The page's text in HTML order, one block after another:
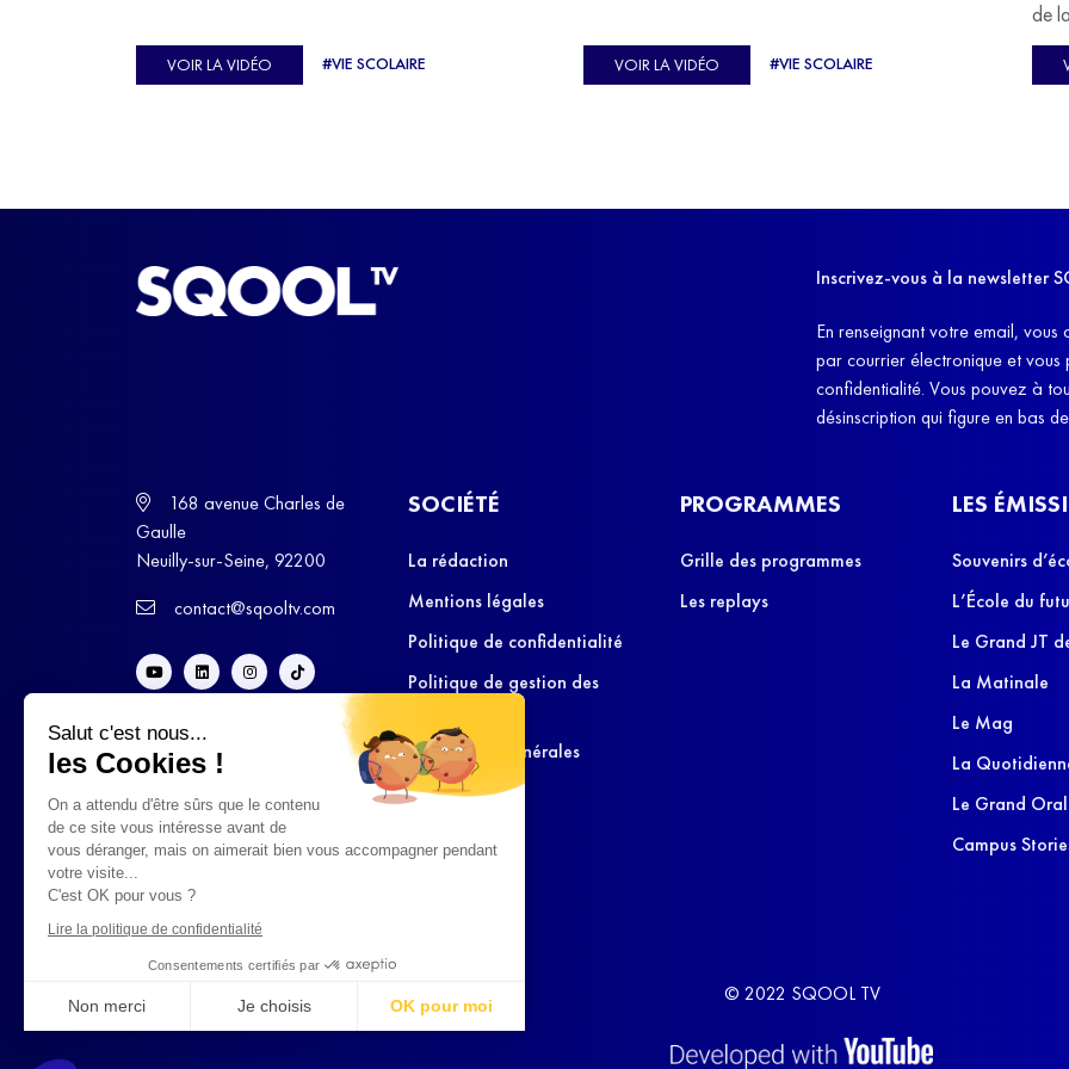
Salut c'est nous...
les Cookies !
On a attendu d'être sûrs que le contenu
de ce site vous intéresse avant de
vous déranger, mais on aimerait bien vous accompagner pendant
votre visite...
C'est OK pour vous ?
Lire la politique de confidentialité
Consentements certifiés par
Non merci Je choisis OK pour moi
Ulysse Soriano, vice-champion d'Europe de Horse-
ball, qui a failli abandonner ses études avant de
VOIR LA VIDÉO #VIE SCOLAIRE
C'est l'histoire de nombreux réfugiés, et notamment
celle de Lisa Machukha, que nous vous proposons de
VOIR LA VIDÉO #VIE SCOLAIRE
de
Inscrivez-vous à la newsletter
En renseignant votre email,
par courrier électronique et
confidentialité. Vous pouvez à
désinscription qui figure en bas
168 avenue Charles de
Gaulle
Neuilly-sur-Seine, 92200
contact@sqooltv.com
SOCIÉTÉ
La rédaction
Mentions légales
Politique de confidentialité
Politique de gestion des
Conditions Générales
d’Utilisation
PROGRAMMES
Grille des programmes
Les replays
LES
Souvenirs
L’École du
Le Grand JT
La Matinale
Le Mag
La
Le Grand Oral
Campus
© 2022 SQOOL TV